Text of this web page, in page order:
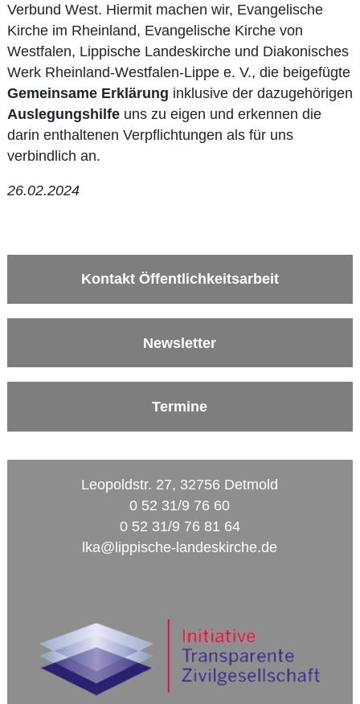
Verbund West. Hiermit machen wir, Evangelische
Kirche im Rheinland, Evangelische Kirche von
Westfalen, Lippische Landeskirche und Diakonisches
Werk Rheinland-Westfalen-Lippe e. V., die beigefügte
Gemeinsame Erklärung inklusive der dazugehörigen
Auslegungshilfeuns zu eigen und erkennen die
darin enthaltenen Verpflichtungen als für uns
verbindlich an.
26.02.2024
Kontakt Öffentlichkeitsarbeit
Newsletter
Termine
Leopoldstr. 27, 32756 Detmold
0 52 31/9 76 60
0 52 31/9 76 81 64
lka@lippische-landeskirche.de